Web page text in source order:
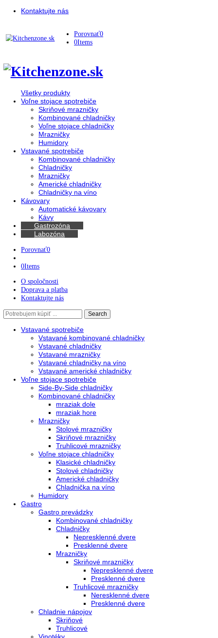
Kontaktujte nás
Porovnať
0Items
Všetky produkty
Voľne stojace spotrebiče
Skriňové mrazničky
Kombinované chladničky
Voľne stojace chladničky
Mrazničky
Humidory
Vstavané spotrebiče
Kombinované chladničky
Chladničky
Mrazničky
Americké chladničky
Chladničky na víno
Kávovary
Automatické kávovary
Gastrozóna
Porovnať
0Items
O spoločnosti
Doprava a platba
Kontaktujte nás
Search
Vstavané spotrebiče
Vstavané kombinované chladničky
Vstavané chladničky
Vstavané mrazničky
Vstavané chladničky na víno
Vstavané americké chladničky
Voľne stojace spotrebiče
Side-By-Side chladničky
Kombinované chladničky
mraziak dole
mraziak hore
Mrazničky
Stolové mrazničky
Skriňové mrazničky
Truhlicové mrazničky
Klasické chladničky
Stolové chladničky
Americké chladničky
Chladnička na víno
Humidory
Gastro prevádzky
Kombinované chladničky
Chladničky
Nepresklenné dvere
Presklenné dvere
Mrazničky
Skriňové mrazničky